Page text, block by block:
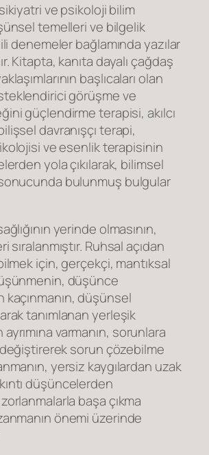
ve psikoloji bilim
temelleri ve bilgelik
denemeler bağlamında yazılar
Kitapta, kanıta dayalı çağdaş
başlıcaları olan
görüşme ve
güçlendirme terapisi, akılcı
davranışçı terapi,
ve esenlik terapisinin
yola çıkılarak, bilimsel
bulunmuş bulgular
yerinde olmasının,
Ruhsal açıdan
için, gerçekçi, mantıksal
düşünce
kaçınmanın, düşünsel
tanımlanan yerleşik
varmanın, sorunlara
değiştirerek sorun çözebilme
yersiz kaygılardan uzak
düşüncelerden
başa çıkma
önemi üzerinde